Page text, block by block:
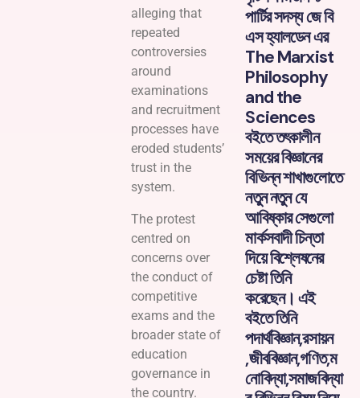
alleging that
repeated
controversies
around
examinations
and recruitment
processes have
eroded students’
trust in the
system.
The protest
centred on
concerns over
the conduct of
competitive
exams and the
broader state of
education
governance in
the country.
পার্টির সদস্য জে বি
এস হ্যালডেন এর
The Marxist
Philosophy
and the
Sciences
বইতে তৎকালীন
সময়ের বিজ্ঞানের
বিভিন্ন শাখাগুলোতে
নতুন নতুন যে
আবিষ্কার সেগুলো
মার্কসবাদী চিন্তা
দিয়ে বিশ্লেষনের
চেষ্টা তিনি
করেছেন। এই
বইতে তিনি
পদার্থবিজ্ঞান,রসায়ন
,জীববিজ্ঞান,গণিত,ম
নোবিদ্যা,সমাজবিদ্যা